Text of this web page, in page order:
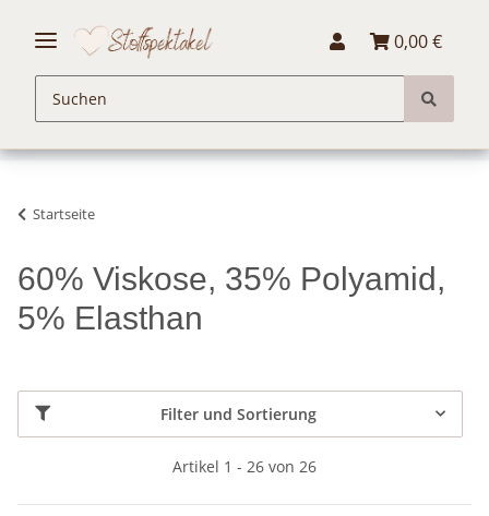
0,00 €
Startseite
60% Viskose, 35% Polyamid,
5% Elasthan
Filter und Sortierung
Artikel 1 - 26 von 26